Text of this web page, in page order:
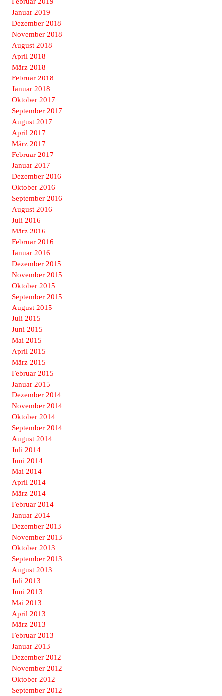
Januar 2019
Dezember 2018
November 2018
August 2018
April 2018
März 2018
Februar 2018
Januar 2018
Oktober 2017
September 2017
August 2017
April 2017
März 2017
Februar 2017
Januar 2017
Dezember 2016
Oktober 2016
September 2016
August 2016
Juli 2016
März 2016
Februar 2016
Januar 2016
Dezember 2015
November 2015
Oktober 2015
September 2015
August 2015
Juli 2015
Juni 2015
Mai 2015
April 2015
März 2015
Februar 2015
Januar 2015
Dezember 2014
November 2014
Oktober 2014
September 2014
August 2014
Juli 2014
Juni 2014
Mai 2014
April 2014
März 2014
Februar 2014
Januar 2014
Dezember 2013
November 2013
Oktober 2013
September 2013
August 2013
Juli 2013
Juni 2013
Mai 2013
April 2013
März 2013
Februar 2013
Januar 2013
Dezember 2012
November 2012
Oktober 2012
September 2012